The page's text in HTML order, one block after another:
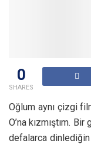
0
SHARES
Oğlum aynı çizgi
O’na kızmıştım.
defalarca